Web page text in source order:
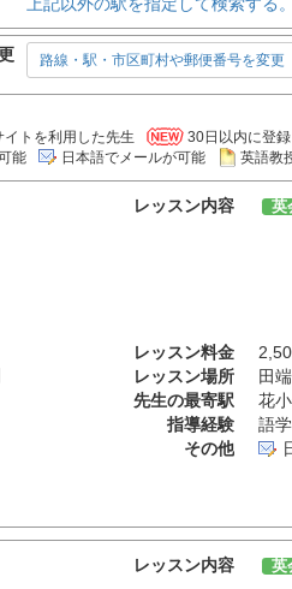
上記以外の駅を指定して検索する。
路線・駅・市区町村や郵便番号を変更
トを利用した先生
30日以内に登
能
日本語でメールが可能 英語教
レッスン内容 英
レッスン料金
レッスン場所
田端
先生の最寄駅
花
指導経験
語
その他
レッスン内容 英